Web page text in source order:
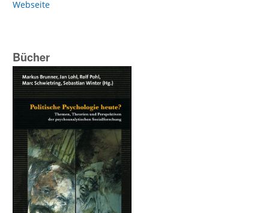
Webseite
Bücher